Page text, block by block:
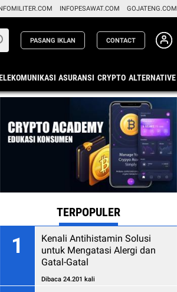
INFOPESAWAT.COM GOJATENG.COM
PASANG IKLAN CONTACT
ASURANSI CRYPTO ALTERNATIVE
TERPOPULER
1
Kenali Antihistamin Solusi
untuk Mengatasi Alergi dan
Gatal-Gatal
Dibaca 24.201 kali